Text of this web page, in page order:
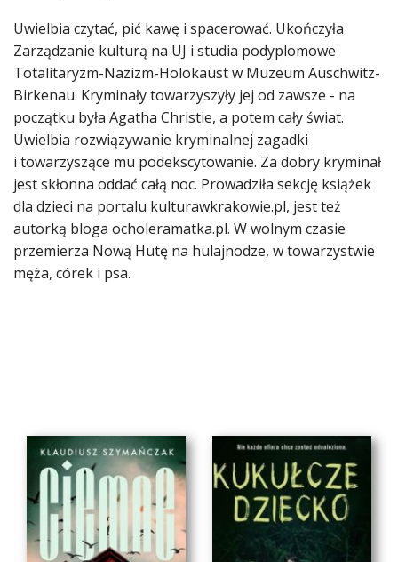
Uwielbia czytać, pić kawę i spacerować. Ukończyła
Zarządzanie kulturą na UJ i studia podyplomowe
Totalitaryzm-Nazizm-Holokaust w Muzeum Auschwitz-
Birkenau. Kryminały towarzyszyły jej od zawsze - na
początku była Agatha Christie, a potem cały świat.
Uwielbia rozwiązywanie kryminalnej zagadki
i towarzyszące mu podekscytowanie. Za dobry kryminał
jest skłonna oddać całą noc. Prowadziła sekcję książek
dla dzieci na portalu kulturawkrakowie.pl, jest też
autorką bloga ocholeramatka.pl. W wolnym czasie
przemierza Nową Hutę na hulajnodze, w towarzystwie
męża, córek i psa.